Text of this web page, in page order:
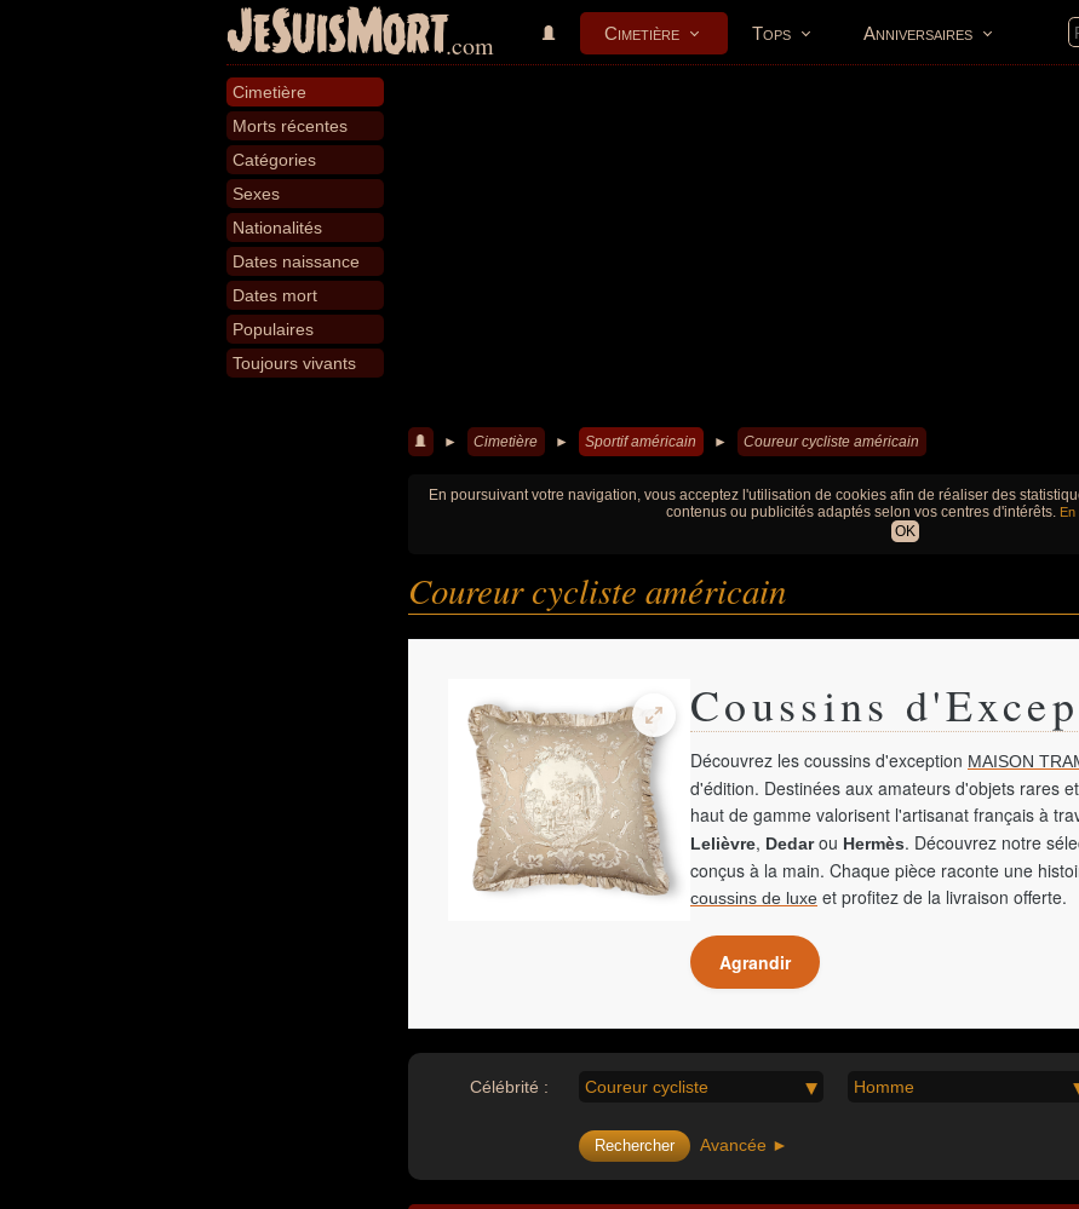
JeSuisMort.com Cimetière Tops Anniversaires
Cimetière
Morts récentes
Catégories
Sexes
Nationalités
Dates naissance
Dates mort
Populaires
Toujours vivants
► Cimetière ► Sportif américain ► Coureur cycliste américain
En poursuivant votre navigation, vous acceptez l'utilisation de cookies afin de réaliser des
contenus ou publicités adaptés selon vos centres d'intérêts. En
OK
Coureur cycliste américain
Coussins
Découvrez les coussins d'exception MAISON
d'édition. Destinées aux amateurs d'objets rares
haut de gamme valorisent l'artisanat français à
Lelièvre, Dedarou Hermès. Découvrez notre
conçus à la main. Chaque pièce raconte une
coussins de luxe et profitez de la livraison offerte.
Agrandir
Célébrité : Coureur cycliste Homme
Avancée ►